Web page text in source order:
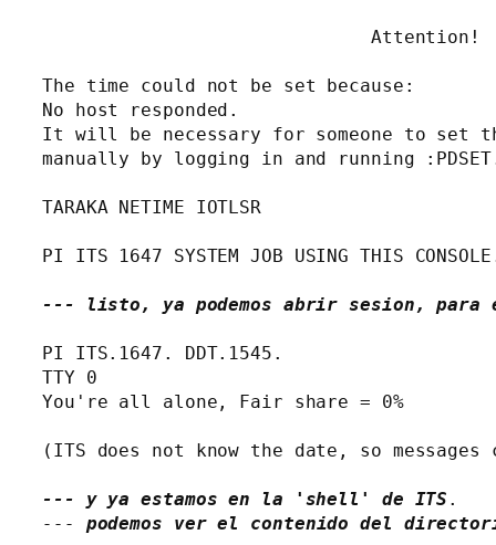
Attention!
The time could not be set because:
No host responded.
It will be necessary for someone to set
manually by logging in and running
TARAKA NETIME IOTLSR
PI ITS 1647 SYSTEM JOB USING THIS
--- listo, ya podemos abrir sesion,
PI ITS.1647. DDT.1545.
TTY 0
You're all alone, Fair share = 0%
(ITS does not know the date, so
--- y ya estamos en la 'shell' de ITS
--- podemos ver el contenido del